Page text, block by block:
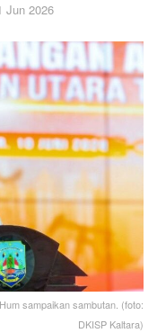
Jun 2026
sampaikan sambutan. (foto:
DKISP Kaltara)